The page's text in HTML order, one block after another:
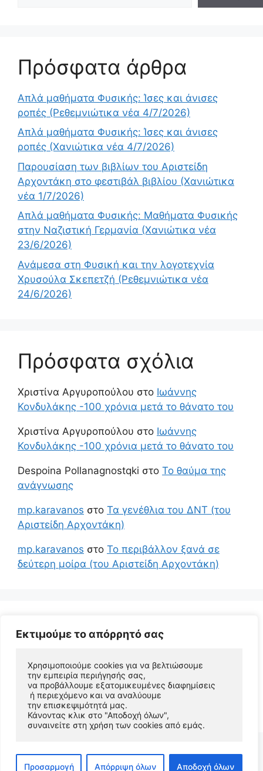
Εκτιμούμε το απόρρητό σας
Χρησιμοποιούμε cookies για να βελτιώσουμε
την εμπειρία περιήγησής σας,
να προβάλλουμε εξατομικευμένες διαφημίσεις
ή περιεχόμενο και να αναλύουμε
την επισκεψιμότητά μας.
Κάνοντας κλικ στο "Αποδοχή όλων",
συναινείτε στη χρήση των cookies από εμάς.
Προσαρμογή Απόρριψη όλων Αποδοχή όλων
Πρόσφατα άρθρα
Απλά μαθήματα Φυσικής: Ίσες και άνισες
ροπές (Ρεθεμνιώτικα νέα 4/7/2026)
Απλά μαθήματα Φυσικής: Ίσες και άνισες
ροπές (Χανιώτικα νέα 4/7/2026)
Παρουσίαση των βιβλίων του Αριστείδη
Αρχοντάκη στο φεστιβάλ βιβλίου (Χανιώτικα
νέα 1/7/2026)
Απλά μαθήματα Φυσικής: Μαθήματα Φυσικής
στην Ναζιστική Γερμανία (Χανιώτικα νέα
23/6/2026)
Ανάμεσα στη Φυσική και την λογοτεχνία
Χρυσούλα Σκεπετζή (Ρεθεμνιώτικα νέα
24/6/2026)
Πρόσφατα σχόλια
Χριστίνα Αργυροπούλου στο Ιωάννης
Κονδυλάκης -100 χρόνια μετά το θάνατο του
Χριστίνα Αργυροπούλου στο Ιωάννης
Κονδυλάκης -100 χρόνια μετά το θάνατο του
Despoina Pollanagnostqki στο Το θαύμα της
ανάγνωσης
mp.karavanos στο Τα γενέθλια του ΔΝΤ (του
Αριστείδη Αρχοντάκη)
mp.karavanos στο Το περιβάλλον ξανά σε
δεύτερη μοίρα (του Αριστείδη Αρχοντάκη)
© 2026 Αριστείδης Αρχοντάκης Φυσικός Συγγραφέας
• Φτιαγμένο μεGeneratePress